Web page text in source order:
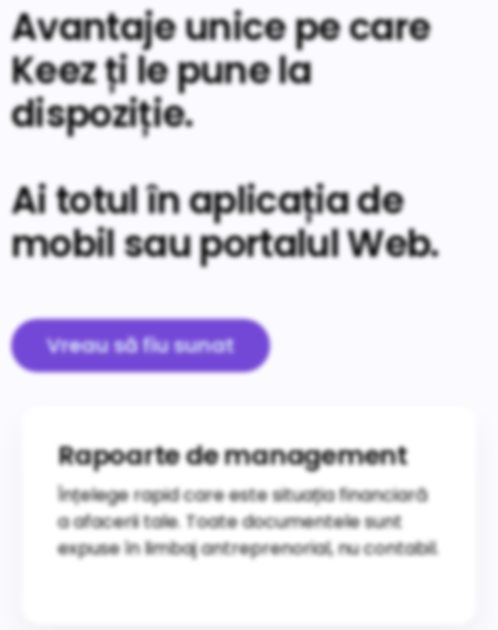
Avantaje unice pe care
Keez ți le pune la
dispoziție.
Ai totul în aplicația de
mobil sau portalul Web.
Vreau să fiu sunat
Rapoarte de management
Înțelege rapid care este situația financiară
a afacerii tale. Toate documentele sunt
expuse în limbaj antreprenorial, nu contabil.